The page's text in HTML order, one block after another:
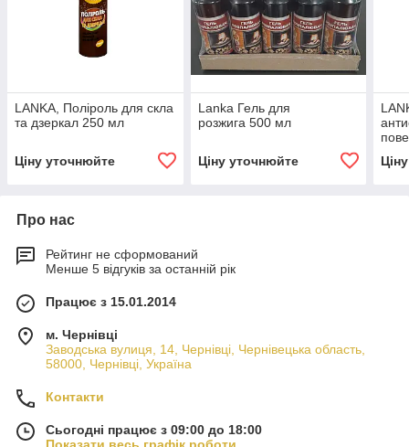
LANKA, Поліроль для скла
та дзеркал 250 мл
Ціну уточнюйте
Lanka Гель для
розжига 500 мл
Ціну уточнюйте
Про нас
Рейтинг не сформований
Менше 5 відгуків за останній рік
Працює з 15.01.2014
м. Чернівці
Заводська вулиця, 14, Чернівці, Чернівецька область,
58000, Чернівці, Україна
Контакти
Сьогодні працює з 09:00 до 18:00